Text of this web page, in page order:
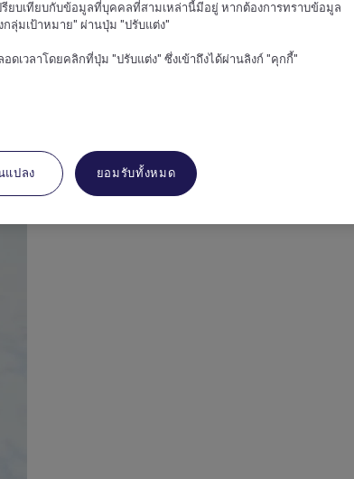
ณ์
ยบเทียบกับข้อมูลที่บุคคลที่สามเหล่านี้มีอยู่ หากต้องการทราบข้อมูล
ลุ่มเป้าหมาย" ผ่านปุ่ม "ปรับแต่ง"
เวลาโดยคลิกที่ปุ่ม "ปรับแต่ง" ซึ่งเข้าถึงได้ผ่านลิงก์ "คุกกี้"
แปลง ยอมรับทั้งหมด